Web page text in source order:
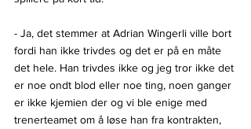
- Ja, det stemmer at Adrian Wingerli ville bort
fordi han ikke trivdes og det er på en måte
det hele. Han trivdes ikke og jeg tror ikke det
er noe ondt blod eller noe ting, noen ganger
er ikke kjemien der og vi ble enige med
trenerteamet om å løse han fra kontrakten,